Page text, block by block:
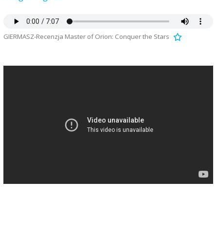
GIERMASZ-Recenzja Master of Orion: Conquer the Stars